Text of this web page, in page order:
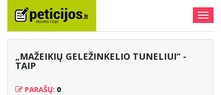
„MAŽEIKIŲ GELEŽINKELIO TUNELIUI“ -
TAIP
PARAŠŲ: 0